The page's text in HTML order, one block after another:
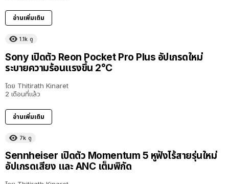
อ่านเพิ่มเติม
1.1k ดู
Sony เปิดตัว Reon Pocket Pro Plus อัปเกรดใหม่
ระบายความร้อนแรงขึ้น 2°C
โดย Thitirath Kinaret
2 เดือนที่แล้ว
อ่านเพิ่มเติม
7k ดู
Sennheiser เปิดตัว Momentum 5 หูฟังไร้สายรุ่นใหม่
อัปเกรดเสียง และ ANC เต็มพิกัด